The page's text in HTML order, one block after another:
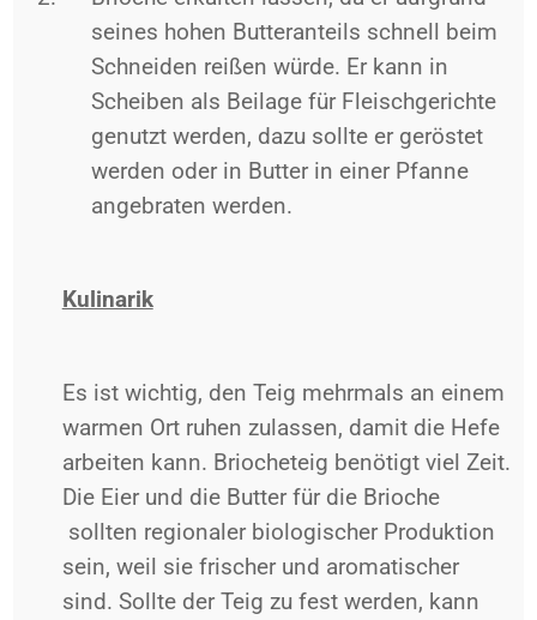
seines hohen Butteranteils schnell beim
Schneiden reißen würde. Er kann in
Scheiben als Beilage für Fleischgerichte
genutzt werden, dazu sollte er geröstet
werden oder in Butter in einer Pfanne
angebraten werden.
Kulinarik
Es ist wichtig, den Teig mehrmals an einem
warmen Ort ruhen zulassen, damit die Hefe
arbeiten kann. Briocheteig benötigt viel Zeit.
Die Eier und die Butter für die Brioche
sollten regionaler biologischer Produktion
sein, weil sie frischer und aromatischer
sind. Sollte der Teig zu fest werden, kann